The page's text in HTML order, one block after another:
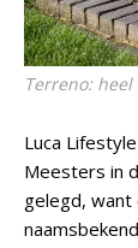
Terreno:
Luca
Meesters in
gelegd,